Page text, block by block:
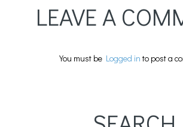
LEAVE A
You must be Logged in to post a